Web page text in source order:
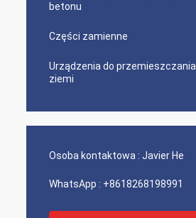
betonu
Części zamienne
Urządzenia do przemieszczania
ziemi
Osoba kontaktowa : Javier He
WhatsApp : +8618268198991